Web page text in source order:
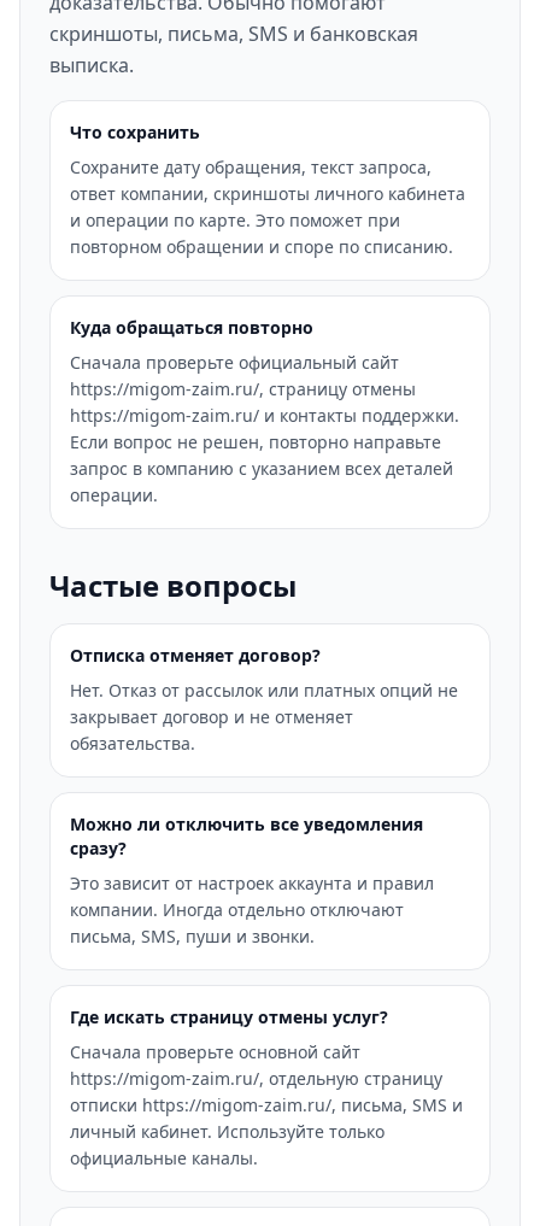
скриншоты, письма, SMS и банковская
выписка.
Что сохранить
Сохраните дату обращения, текст запроса,
ответ компании, скриншоты личного кабинета
и операции по карте. Это поможет при
повторном обращении и споре по списанию.
Куда обращаться повторно
Сначала проверьте официальный сайт
https://migom-zaim.ru/, страницу отмены
https://migom-zaim.ru/ и контакты поддержки.
Если вопрос не решен, повторно направьте
запрос в компанию с указанием всех деталей
операции.
Частые вопросы
Отписка отменяет договор?
Нет. Отказ от рассылок или платных опций не
закрывает договор и не отменяет
обязательства.
Можно ли отключить все уведомления
сразу?
Это зависит от настроек аккаунта и правил
компании. Иногда отдельно отключают
письма, SMS, пуши и звонки.
Где искать страницу отмены услуг?
Сначала проверьте основной сайт
https://migom-zaim.ru/, отдельную страницу
отписки https://migom-zaim.ru/, письма, SMS и
личный кабинет. Используйте только
официальные каналы.